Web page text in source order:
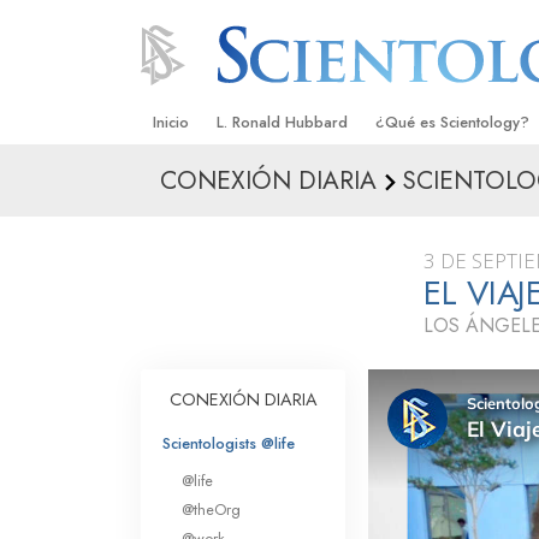
Inicio L. Ronald Hubbard ¿Qué es Scientology?
Creencias y Prácticas
Qué dicen los
Scientology
Conoce a un
Dentro de una Iglesia
Los Principios
Una Introducción a
CONEXIÓN DIARIA
3 DE
EL
LOS
CONEXIÓN DIARIA
Scientologists @life
@life
@theOrg